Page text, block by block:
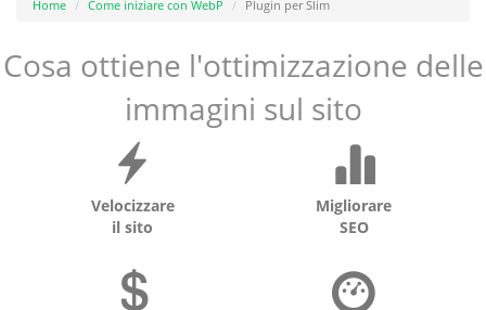
Home Come iniziare con WebP Plugin per Slim
Cosa ottiene l'ottimizzazione delle
immagini sul sito
Velocizzare
il sito
Migliorare
SEO